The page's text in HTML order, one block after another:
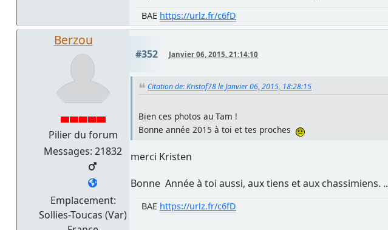
BAE https://urlz.fr/c6fD
Berzou
Pilier du forum
Messages: 21832
Emplacement:
Sollies-Toucas (Var)
#352 Janvier 06, 2015, 21:14:10
Citation de: Kristof78 le Janvier 06, 2015, 18:28:15
Bien ces photos au Tam !
Bonne année 2015 à toi et tes proches
merci Kristen
Bonne Année à toi aussi, aux tiens et aux chassimiens. ..
BAE https://urlz.fr/c6fD